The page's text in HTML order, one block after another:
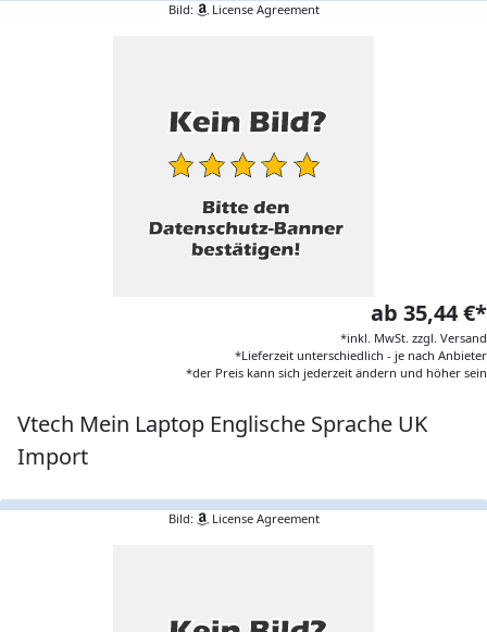
Bild: License Agreement
ab 35,44 €*
*inkl. MwSt. zzgl. Versand
*Lieferzeit unterschiedlich - je nach Anbieter
*der Preis kann sich jederzeit ändern und höher sein
Vtech Mein Laptop Englische Sprache UK
Import
Bild: License Agreement